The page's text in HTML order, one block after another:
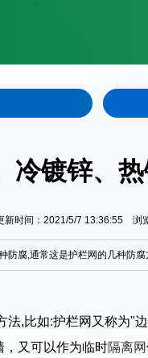
冷镀锌、
时间：2021/5/7 13:36:55 浏
腐,通常这是护栏网的几种防腐
,比如:护栏网又称为"
，又可以作为临时隔离网